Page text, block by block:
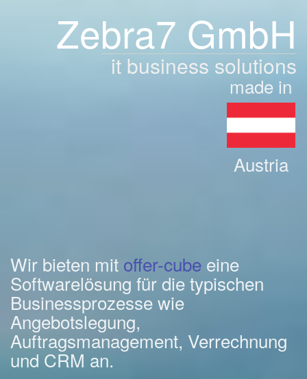
Zebra7 GmbH
it business solutions
made in
Austria
Wir bieten mit offer-cube eine
Softwarelösung für die typischen
Businessprozesse wie
Angebotslegung,
Auftragsmanagement, Verrechnung
und CRM an.